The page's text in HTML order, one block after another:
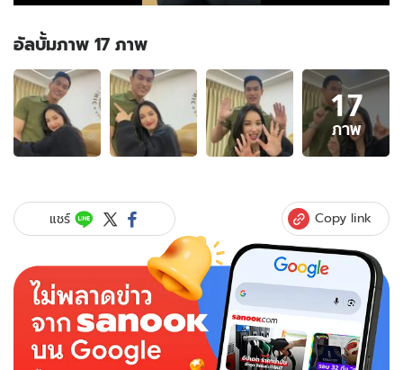
อัลบั้มภาพ 17 ภาพ
อัลบั้ม
ภาพ
17
ภาพ
ของ
เปิด
ตัว
ใหม่?
โชว์
เต็ป
เต้น
17
ภาพ
แชร์ Copy link